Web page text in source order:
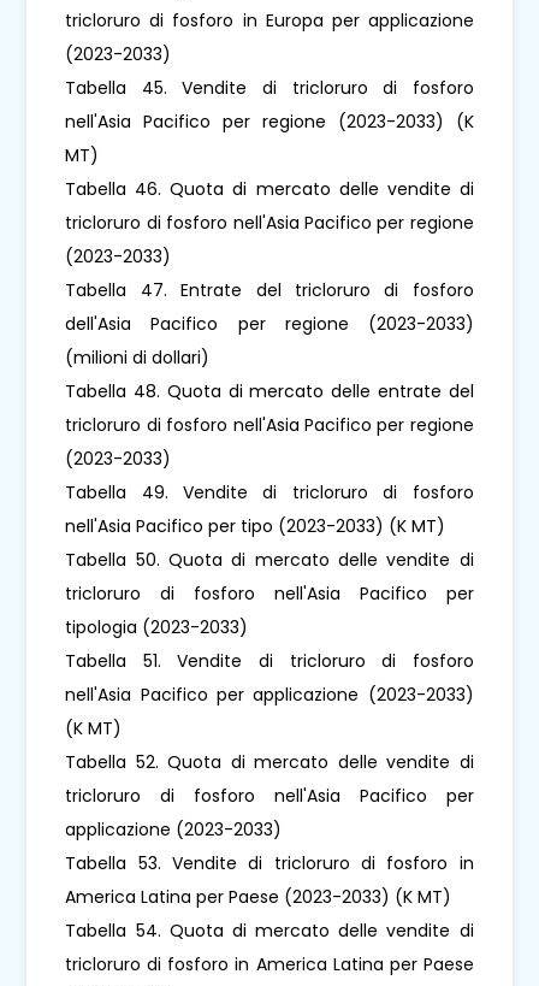
tricloruro di fosforo in Europa per applicazione
(2023-2033)
Tabella 45. Vendite di tricloruro di fosforo
nell'Asia Pacifico per regione (2023-2033) (K
MT)
Tabella 46. Quota di mercato delle vendite di
tricloruro di fosforo nell'Asia Pacifico per regione
(2023-2033)
Tabella 47. Entrate del tricloruro di fosforo
dell'Asia Pacifico per regione (2023-2033)
(milioni di dollari)
Tabella 48. Quota di mercato delle entrate del
tricloruro di fosforo nell'Asia Pacifico per regione
(2023-2033)
Tabella 49. Vendite di tricloruro di fosforo
nell'Asia Pacifico per tipo (2023-2033) (K MT)
Tabella 50. Quota di mercato delle vendite di
tricloruro di fosforo nell'Asia Pacifico per
tipologia (2023-2033)
Tabella 51. Vendite di tricloruro di fosforo
nell'Asia Pacifico per applicazione (2023-2033)
(K MT)
Tabella 52. Quota di mercato delle vendite di
tricloruro di fosforo nell'Asia Pacifico per
applicazione (2023-2033)
Tabella 53. Vendite di tricloruro di fosforo in
America Latina per Paese (2023-2033) (K MT)
Tabella 54. Quota di mercato delle vendite di
tricloruro di fosforo in America Latina per Paese